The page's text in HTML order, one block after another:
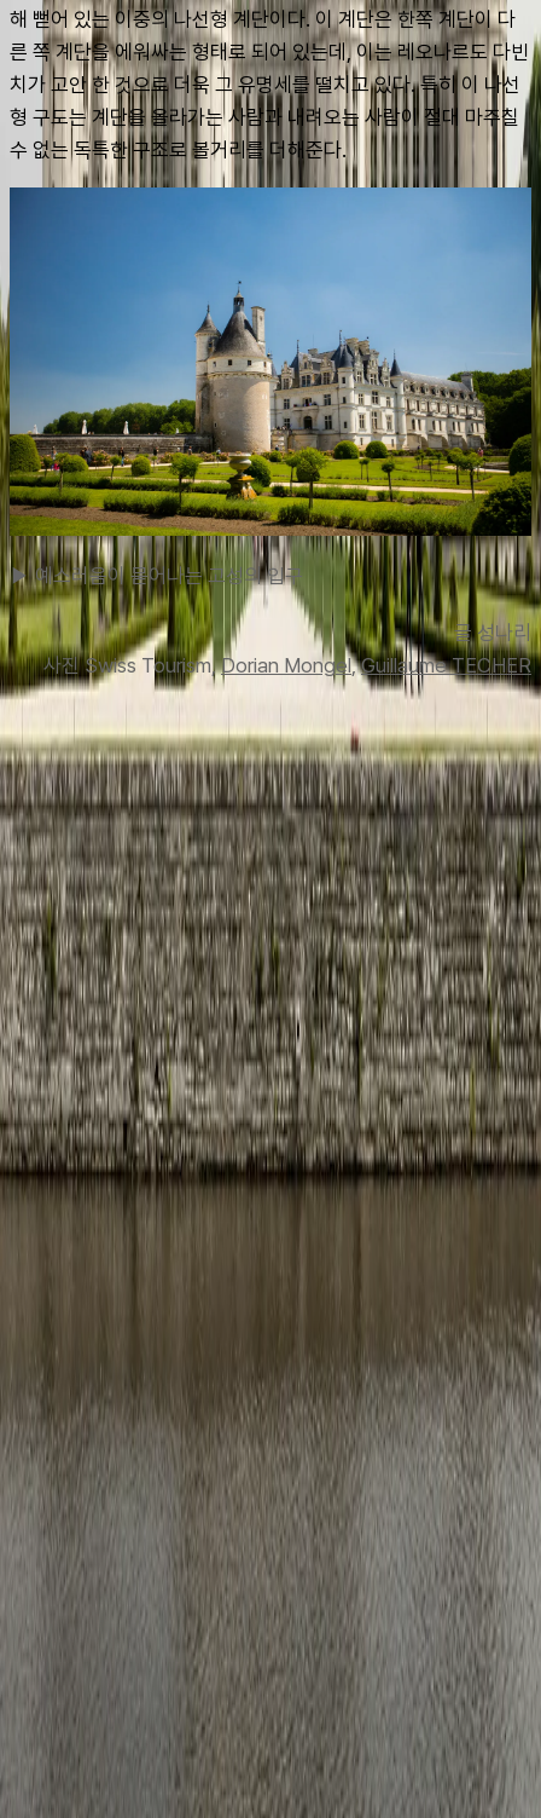
해 뻗어 있는 이중의 나선형 계단이다. 이 계단은 한쪽 계단이 다
른 쪽 계단을 에워싸는 형태로 되어 있는데, 이는 레오나르도 다빈
치가 고안 한 것으로 더욱 그 유명세를 떨치고 있다. 특히 이 나선
형 구도는 계단을 올라가는 사람과 내려오는 사람이 절대 마주칠
수 없는 독특한 구조로 볼거리를 더해준다.
▶ 예스러움이 묻어나는 고성의 입구
글 성나리
사진 Swiss Tourism, Dorian Mongel, Guillaume TECHER
여행지
유럽
아시아
아프리카
중남미
북미
오세아니아
극지
99 different holidays
스타일
하이킹 & 트레킹
레일
애니멀
클래식
익스페디션
신발끈 정보
99 different holidays
여행지
신발끈 정보
02-333-4151
평일 09:30 ~ 17:30 (주말·공휴일 휴무)
입금안내
하나은행 298-910003-08304 신발끈
서울시 마포구 와우산로 24길 9(창전동 436-28) 신발끈여행사
신발끈여행사는 일반여행업 보증보험, 기획여행업 보증보험에 가입되
어 있습니다.